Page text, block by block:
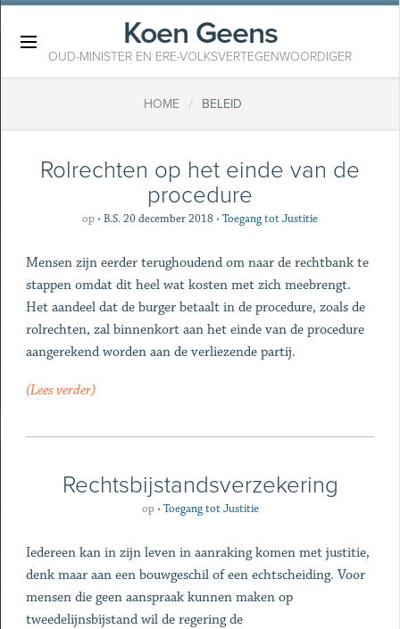
Koen Geens
OUD-MINISTER EN ERE-VOLKSVERTEGENWOORDIGER
HOME / BELEID
Rolrechten op het einde van de
procedure
op•B.S. 20 december 2018•Toegang tot Justitie
Mensen zijn eerder terughoudend om naar de rechtbank te
stappen omdat dit heel wat kosten met zich meebrengt.
Het aandeel dat de burger betaalt in de procedure, zoals de
rolrechten, zal binnenkort aan het einde van de procedure
aangerekend worden aan de verliezende partij.
(Lees verder)
Rechtsbijstandsverzekering
op •Toegang tot Justitie
Iedereen kan in zijn leven in aanraking komen met justitie,
denk maar aan een bouwgeschil of een echtscheiding. Voor
mensen die geen aanspraak kunnen maken op
tweedelijnsbijstand wil de regering de